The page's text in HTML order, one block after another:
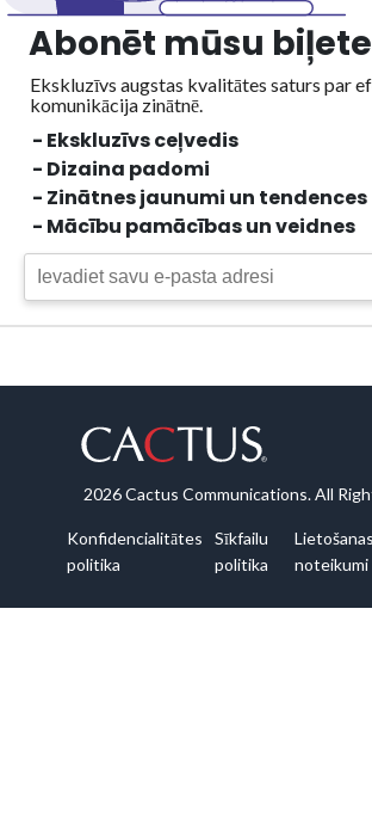
Abonēt mūsu
Ekskluzīvs augstas kvalitātes saturs par
komunikācija zinātnē.
- Ekskluzīvs ceļvedis
- Dizaina padomi
- Zinātnes jaunumi un tendences
- Mācību pamācības un veidnes
2026 Cactus Communications. All
Konfidencialitātes
politika
Sīkfailu
politika
Lietošanas
noteikumi